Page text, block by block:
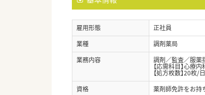
雇用形態
正社員
業種
調剤薬局
業務内容
調剤／監査／服薬
【応需科目】心療内
【処方枚数】20枚/日
資格
薬剤師免許をお持